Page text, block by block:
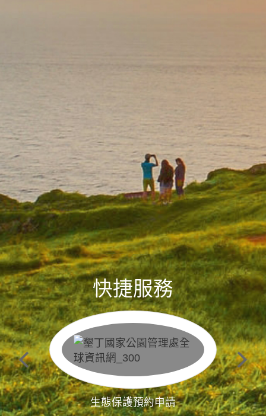
快捷服務
生態保護預約申請